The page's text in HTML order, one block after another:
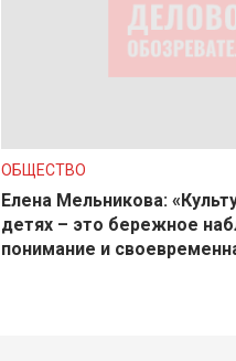
ОБЩЕСТВО
Елена Мельникова:
детях – это бережное
понимание и